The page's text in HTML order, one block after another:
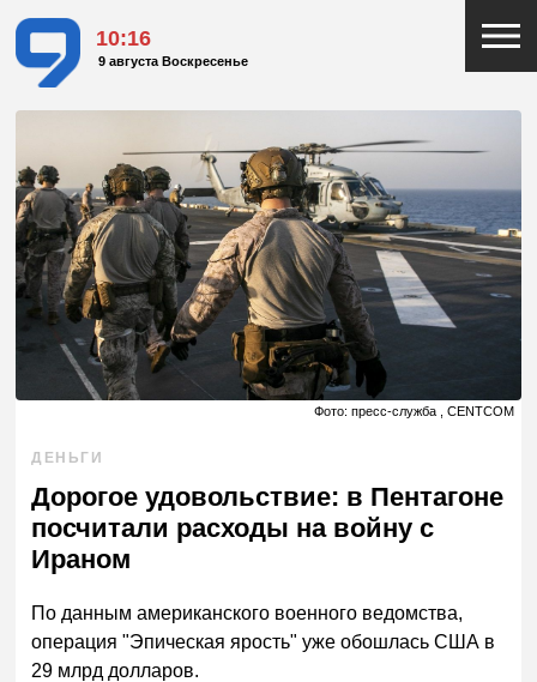
10:16
9 августа Воскресенье
Фото: пресс-служба , CENTCOM
ДЕНЬГИ
Дорогое удовольствие: в Пентагоне
посчитали расходы на войну с
Ираном
По данным американского военного ведомства,
операция "Эпическая ярость" уже обошлась США в
29 млрд долларов.